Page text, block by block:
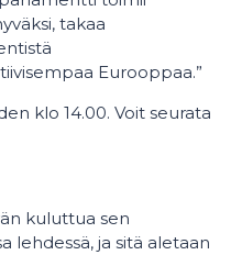
takaa
Eurooppaa.”
klo 14.00. Voit seurata
kuluttua sen
lehdessä, ja sitä aletaan